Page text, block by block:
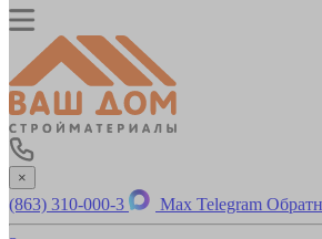
×
(863) 310-000-3 Max Telegram